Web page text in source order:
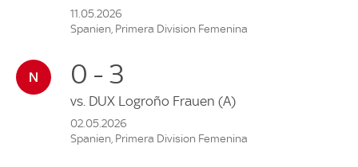
11.05.2026
Spanien, Primera Division Femenina
0 - 3
vs. DUX Logroño Frauen (A)
02.05.2026
Spanien, Primera Division Femenina